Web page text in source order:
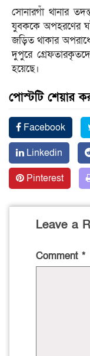
সোনারগাঁ থানার
যুবককে অপহরণের
জড়িত থাকার
দুপুরে
হয়েছে।
পোস্টটি শেয়ার
Facebook
Linkedin
Pinterest
Leave a
Comment *